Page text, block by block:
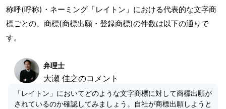
称呼(呼称)・ネーミング「レイトン」における代表的な文字商
標ごとの、商標(商標出願・登録商標)の件数は以下の通りで
す。
弁理士
大瀬 佳之のコメント
「レイトン」においてどのような文字商標に対して商標出願が
されているのか確認してみましょう。自社が商標出願しようと